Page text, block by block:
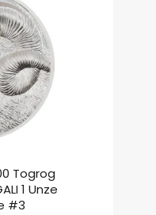
Togrog
1 Unze
#3